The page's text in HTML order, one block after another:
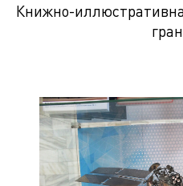
Книжно-